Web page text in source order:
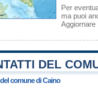
Per
ma puoi
Aggiornare
DEL
comune di Caino